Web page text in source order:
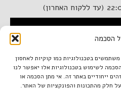
הסכמה
בטכנולוגיות כמו קוקיות לאחסון
לשימוש בטכנולוגיות אלו יאפשר לנו
ייחודיים באתר זה. אי מתן הסכמה או
חלק מהתכונות והפונקציות של האתר.
בתחנה
תל אביב.